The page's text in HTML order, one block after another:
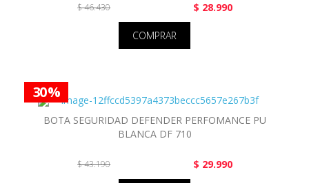
$ 46.430 $ 28.990
COMPRAR
30 %
BOTA SEGURIDAD DEFENDER PERFOMANCE PU
BLANCA DF 710
$ 43.190 $ 29.990